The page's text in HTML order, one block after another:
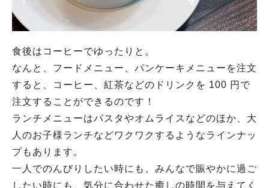
食後はコーヒーでゆったりと。
なんと、フードメニュー、パンケーキメニューを注文
すると、コーヒー、紅茶などのドリンクを 100 円で
注文することができるのです！
ランチメニューはパスタやオムライスなどのほか、大
人のお子様ランチなどワクワクするようなラインナッ
プもあります。
一人でのんびりしたい時にも、みんなで賑やかに過ご
したい時にも、気分に合わせた癒しの時間を与えてく